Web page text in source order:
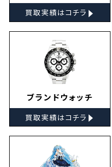
買取実績はコチラ ▸
ブランドウォッチ
買取実績はコチラ ▸